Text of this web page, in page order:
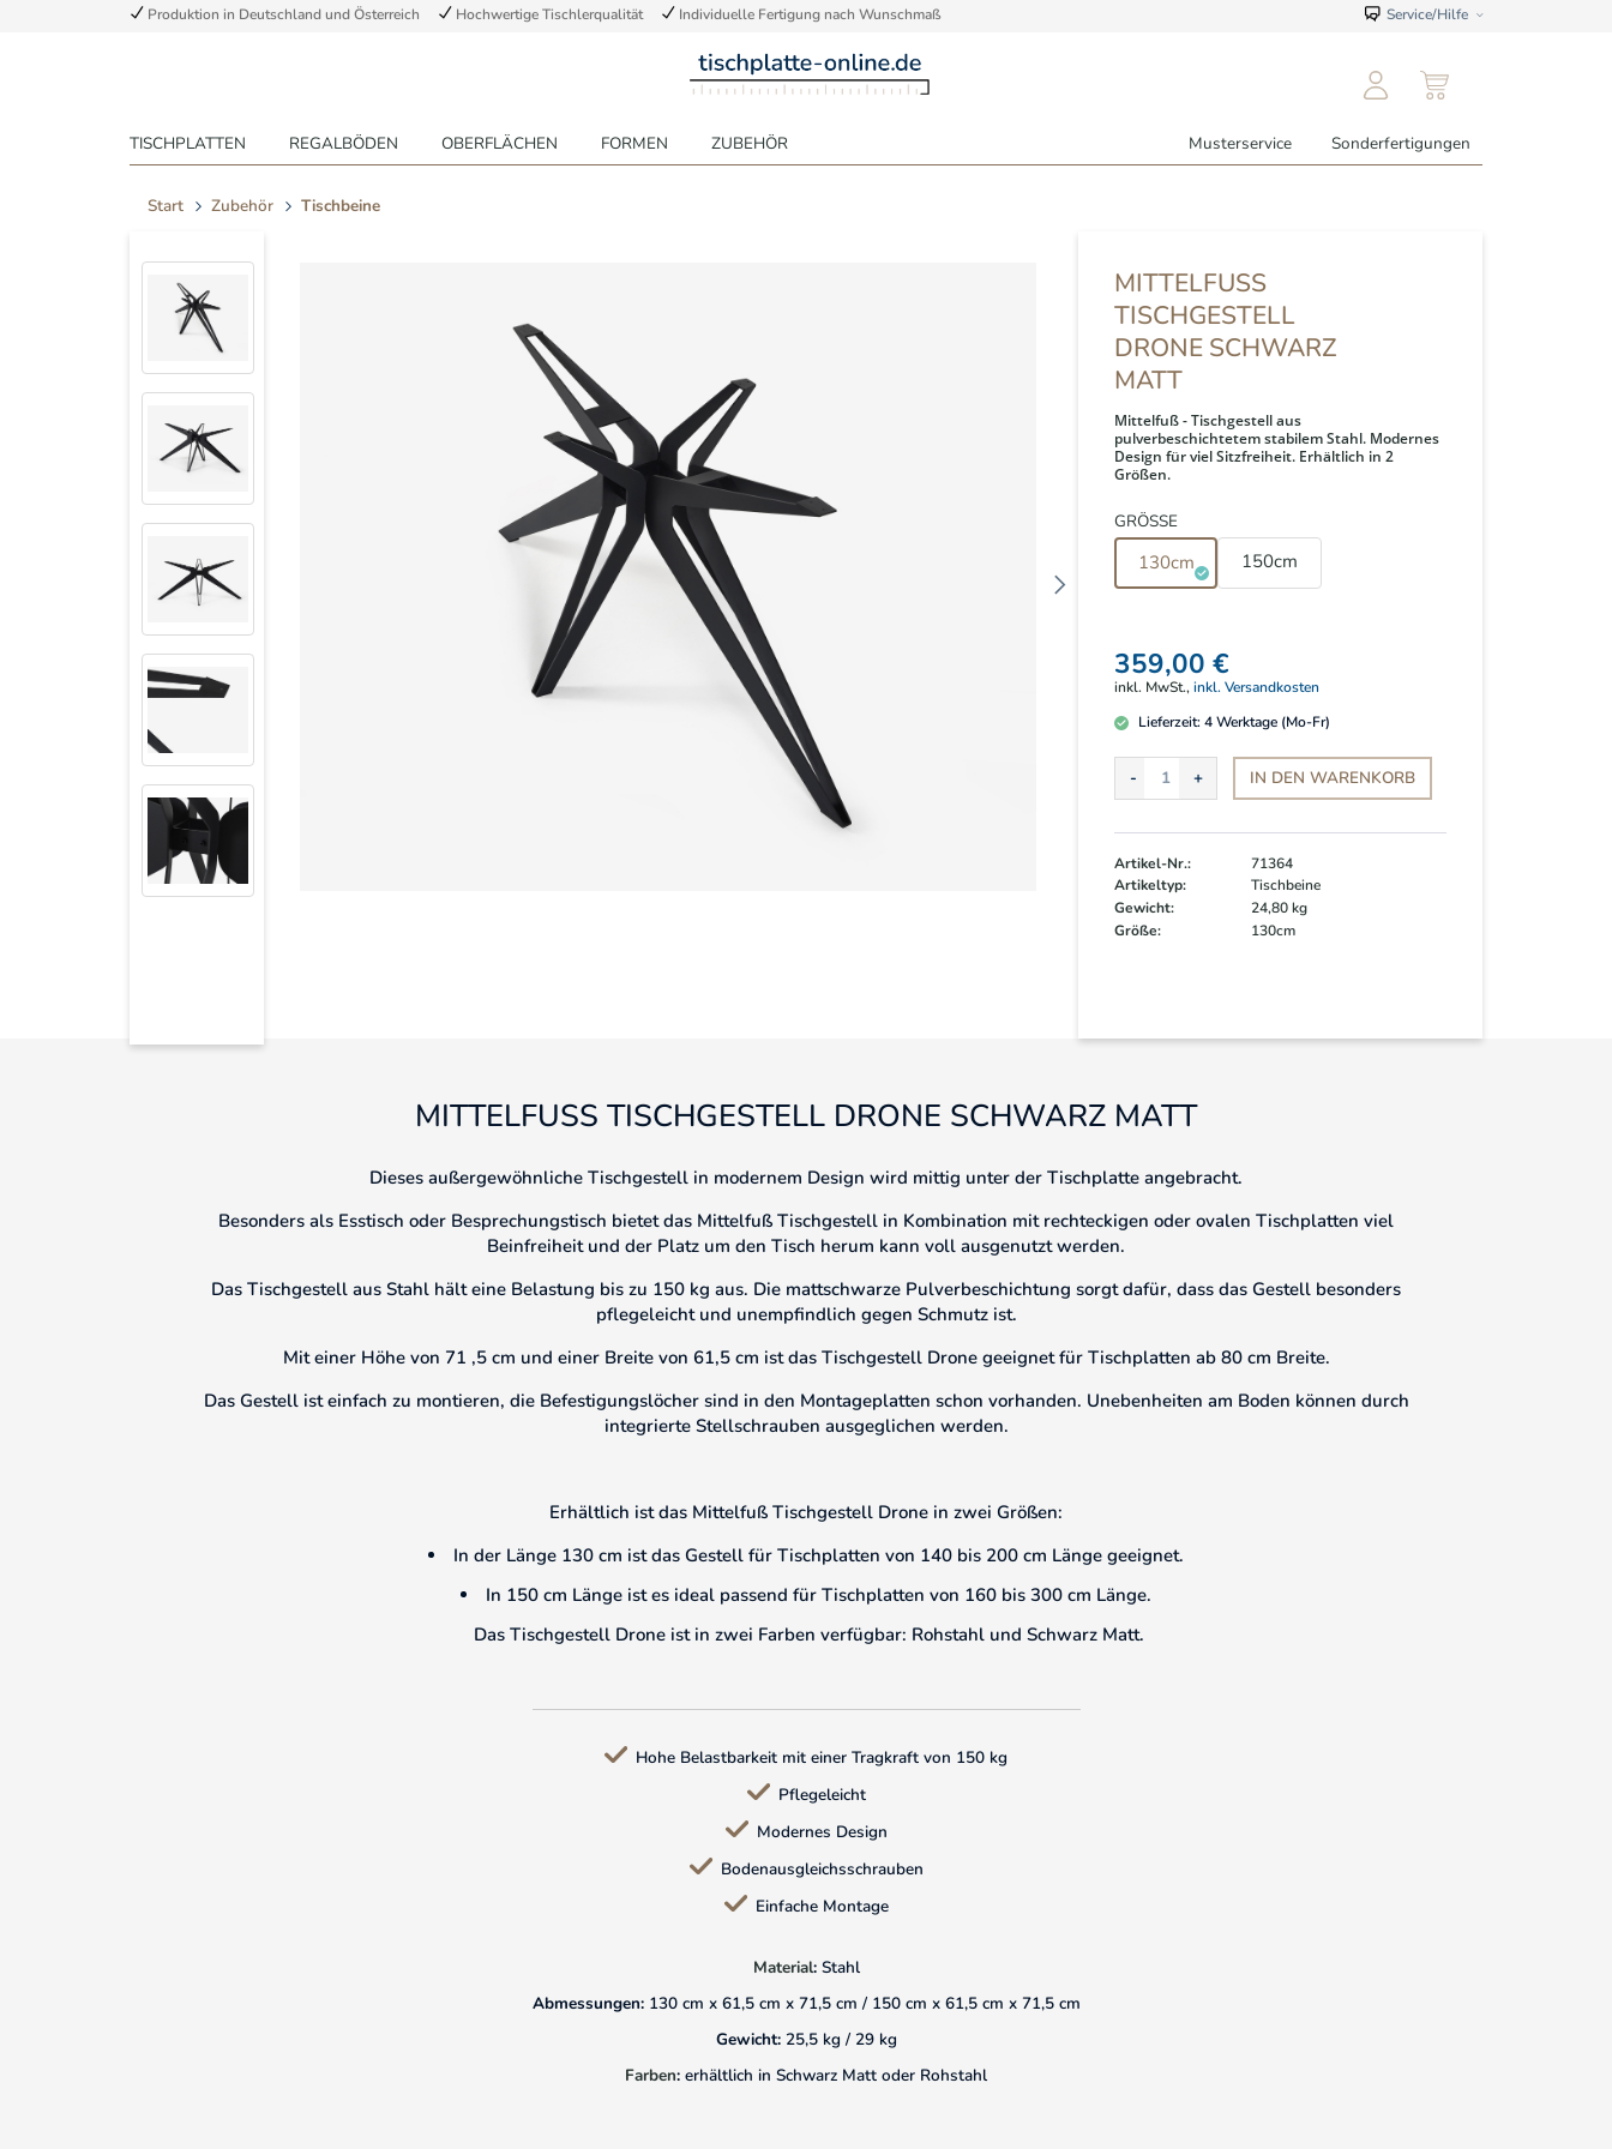
Produktion in Deutschland und Österreich Hochwertige Tischlerqualität Individuelle Fertigung nach Wunschmaß Service/Hilfe
TISCHPLATTEN REGALBÖDEN OBERFLÄCHEN FORMEN ZUBEHÖR Musterservice Sonderfertigungen
Start Zubehör Tischbeine
MITTELFUSS T
ISCHGESTELL D
RONE SCHWARZ M
ATT
Mittelfuß - Tischgestell aus
pulverbeschichtetem stabilem Stahl. Modernes
Design für viel Sitzfreiheit. Erhältlich in 2
Größen.
GRÖSSE
130cm 150cm
359,00 €
inkl. MwSt.,inkl. Versandkosten
Lieferzeit: 4Werktage (Mo-Fr)
IN DEN WARENKORB
Artikel-Nr.:
71364
Artikeltyp:
Tischbeine
Gewicht:
24,80 kg
Größe:
130cm
MITTELFUSS TISCHGESTELL DRONE SCHWARZ MATT
Dieses außergewöhnliche Tischgestell in modernem Design wird mittig unter der Tischplatte angebracht.
Besonders als Esstisch oder Besprechungstisch bietet das Mittelfuß Tischgestell in Kombination mit rechteckigen oder ovalen Tischplatten viel
Beinfreiheit und der Platz um den Tisch herum kann voll ausgenutzt werden.
Das Tischgestell aus Stahl hält eine Belastung bis zu 150 kg aus. Die mattschwarze Pulverbeschichtung sorgt dafür, dass das Gestell besonders
pflegeleicht und unempfindlich gegen Schmutz ist.
Mit einer Höhe von 71 ,5 cm und einer Breite von 61,5 cm ist das Tischgestell Drone geeignet für Tischplatten ab 80 cm Breite.
Das Gestell ist einfach zu montieren, die Befestigungslöcher sind in den Montageplatten schon vorhanden. Unebenheiten am Boden können durch
integrierte Stellschrauben ausgeglichen werden.
Erhältlich ist das Mittelfuß Tischgestell Drone in zwei Größen:
In der Länge 130 cm ist das Gestell für Tischplatten von 140 bis 200 cm Länge geeignet.
In 150 cm Länge ist es ideal passend für Tischplatten von 160 bis 300 cm Länge.
Das Tischgestell Drone ist in zwei Farben verfügbar: Rohstahl und Schwarz Matt.
Hohe Belastbarkeit mit einer Tragkraft von 150 kg
Pflegeleicht
Modernes Design
Bodenausgleichsschrauben
Einfache Montage
Material: Stahl
Abmessungen: 130 cm x 61,5 cm x 71,5 cm / 150 cm x 61,5 cm x 71,5 cm
Gewicht: 25,5 kg / 29 kg
Farben: erhältlich in Schwarz Matt oder Rohstahl